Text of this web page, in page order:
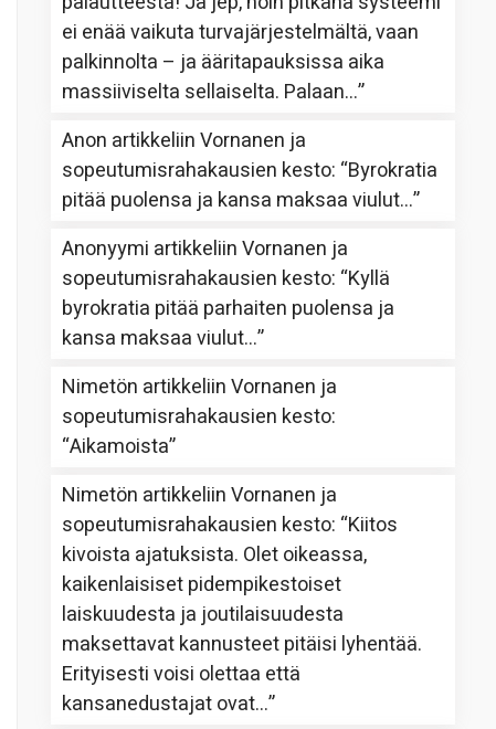
ei enää vaikuta turvajärjestelmältä, vaan
palkinnolta – ja ääritapauksissa aika
massiiviselta sellaiselta. Palaan…”
Anon artikkeliinVornanen ja
sopeutumisrahakausien kesto: “Byrokratia
pitää puolensa ja kansa maksaa viulut…”
Anonyymi artikkeliinVornanen ja
sopeutumisrahakausien kesto: “Kyllä
byrokratia pitää parhaiten puolensa ja
kansa maksaa viulut…”
Nimetön artikkeliinVornanen ja
sopeutumisrahakausien kesto:
“Aikamoista”
Nimetön artikkeliinVornanen ja
sopeutumisrahakausien kesto: “Kiitos
kivoista ajatuksista. Olet oikeassa,
kaikenlaisiset pidempikestoiset
laiskuudesta ja joutilaisuudesta
maksettavat kannusteet pitäisi lyhentää.
Erityisesti voisi olettaa että
kansanedustajat ovat…”